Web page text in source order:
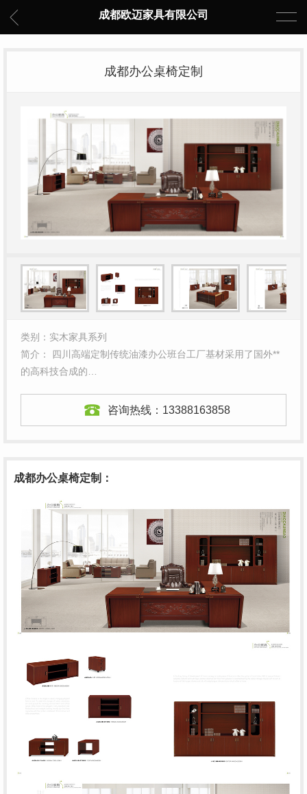
成都欧迈家具有限公司
成都办公桌椅定制
类别：实木家具系列
简介： 四川高端定制传统油漆办公班台工厂基材采用了国外**
的高科技合成的…
咨询热线： 13388163858
成都办公桌椅定制：